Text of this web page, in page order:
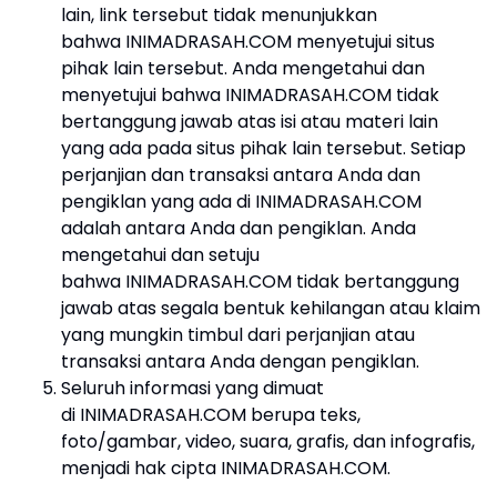
lain, link tersebut tidak menunjukkan
bahwa INIMADRASAH.COM menyetujui situs
pihak lain tersebut. Anda mengetahui dan
menyetujui bahwa INIMADRASAH.COM tidak
bertanggung jawab atas isi atau materi lain
yang ada pada situs pihak lain tersebut. Setiap
perjanjian dan transaksi antara Anda dan
pengiklan yang ada di INIMADRASAH.COM
adalah antara Anda dan pengiklan. Anda
mengetahui dan setuju
bahwa INIMADRASAH.COM tidak bertanggung
jawab atas segala bentuk kehilangan atau klaim
yang mungkin timbul dari perjanjian atau
transaksi antara Anda dengan pengiklan.
Seluruh informasi yang dimuat
di INIMADRASAH.COM berupa teks,
foto/gambar, video, suara, grafis, dan infografis,
menjadi hak cipta INIMADRASAH.COM.